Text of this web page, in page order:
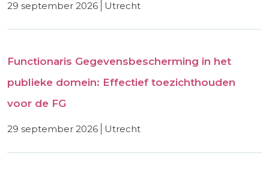
29 september 2026 utrecht
Functionaris Gegevensbescherming in het
publieke domein: Effectief toezichthouden
voor de FG
29 september 2026 utrecht